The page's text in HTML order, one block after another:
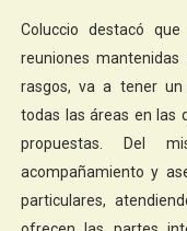
Coluccio destacó
reuniones
rasgos, va a tener un
todas las áreas en las
propuestas. Del
acompañamiento y
particulares,